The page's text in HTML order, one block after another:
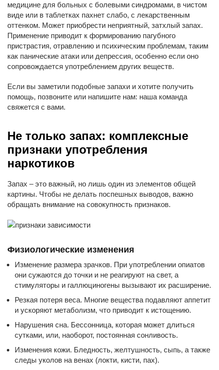
медицине для больных с болевыми синдромами, в чистом
виде или в таблетках пахнет слабо, с лекарственным
оттенком. Может приобрести неприятный, затхлый запах.
Применение приводит к формированию пагубного
пристрастия, отравлению и психическим проблемам, таким
как панические атаки или депрессия, особенно если оно
сопровождается употреблением других веществ.
Если вы заметили подобные запахи и хотите получить
помощь, позвоните или напишите нам: наша команда
свяжется с вами.
Не только запах: комплексные
признаки употребления
наркотиков
Запах – это важный, но лишь один из элементов общей
картины. Чтобы не делать поспешных выводов, важно
обращать внимание на совокупность признаков.
Физиологические изменения
Изменение размера зрачков. При употреблении опиатов
они сужаются до точки и не реагируют на свет, а
стимуляторы и галлюциногены вызывают их расширение.
Резкая потеря веса. Многие вещества подавляют аппетит
и ускоряют метаболизм, что приводит к истощению.
Нарушения сна. Бессонница, которая может длиться
сутками, или, наоборот, постоянная сонливость.
Изменения кожи. Бледность, желтушность, сыпь, а также
следы уколов на венах (локти, кисти, пах).